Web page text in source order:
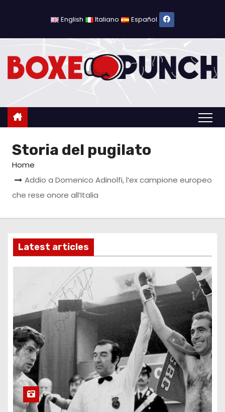
c
o
English Italiano Español
Storia del pugilato
Home
Addio a Domenico Adinolfi, l’ex campione europeo
che rese onore all’Italia
Latest articles